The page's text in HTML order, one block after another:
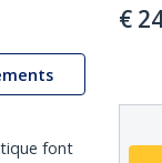
font
€